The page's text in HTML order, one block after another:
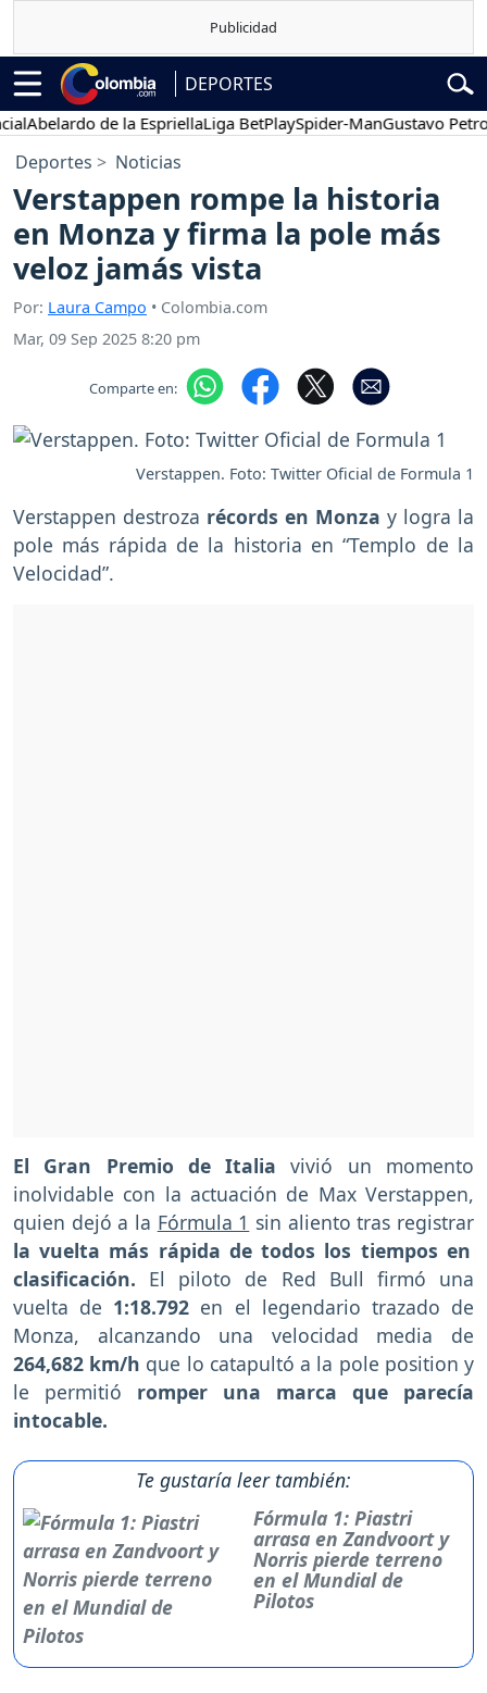
DEPORTES
de la EspriellaLiga BetPlaySpider-ManGustavo Petro
Deportes Noticias
Verstappen rompe la historia
en Monza y firma la pole más
veloz jamás vista
Por: Laura Campo • Colombia.com
Mar, 09 Sep 2025 8:20 pm
Comparte en:
Verstappen. Foto: Twitter Oficial de Formula 1
Verstappen destroza récords en Monza y logra la
pole más rápida de la historia en “Templo de la
Velocidad”.
El Gran Premio de Italiavivió un momento
inolvidable con la actuación de Max Verstappen,
quien dejó a la Fórmula 1 sin aliento tras registrar
la vuelta más rápida de todos los tiempos en
clasificación. El piloto de Red Bull firmó una
vuelta de 1:18.792 en el legendario trazado de
Monza, alcanzando una velocidad media de
264,682 km/h que lo catapultó a la pole position y
le permitió romper una marca que parecía
intocable.
Te gustaría leer también:
Fórmula 1: Piastri
arrasa en Zandvoort y
Norris pierde terreno
en el Mundial de
Pilotos